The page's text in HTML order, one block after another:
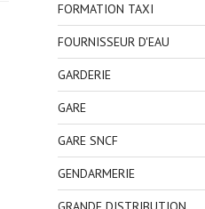
FORMATION TAXI
FOURNISSEUR D'EAU
GARDERIE
GARE
GARE SNCF
GENDARMERIE